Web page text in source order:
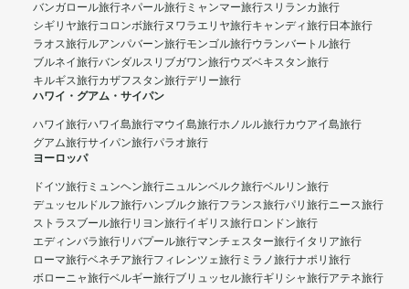
バンガロール旅行ネパール旅行 ミャンマー旅行スリランカ旅行
シギリヤ旅行コロンボ旅行ヌワラエリヤ旅行キャンディ旅行日本旅行
ラオス旅行ルアンパバーン旅行モンゴル旅行ウランバートル旅行
ブルネイ旅行バンダルスリブガワン旅行ウズベキスタン旅行
キルギス旅行カザフスタン旅行デリー旅行
ハワイ・グアム・サイパン
ハワイ旅行ハワイ島旅行マウイ島旅行ホノルル旅行カウアイ島旅行
グアム旅行サイパン旅行パラオ旅行
ヨーロッパ
ドイツ旅行 ミュンヘン旅行ニュルンベルク旅行ベルリン旅行
デュッセルドルフ旅行ハンブルク旅行フランス旅行パリ旅行ニース旅行
ストラスブール旅行リヨン旅行イギリス旅行ロンドン旅行
エディンバラ旅行リバプール旅行マンチェスター旅行イタリア旅行
ローマ旅行ベネチア旅行フィレンツェ旅行 ミラノ旅行ナポリ旅行
ボローニャ旅行ベルギー旅行ブリュッセル旅行ギリシャ旅行アテネ旅行